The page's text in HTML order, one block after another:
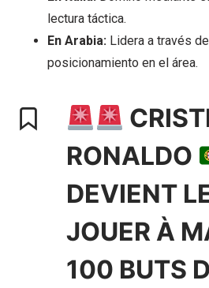
lectura táctica.
En Arabia: Lidera a través
posicionamiento en el área.
RONALDO
DEVIENT
JOUER À
100 BUTS